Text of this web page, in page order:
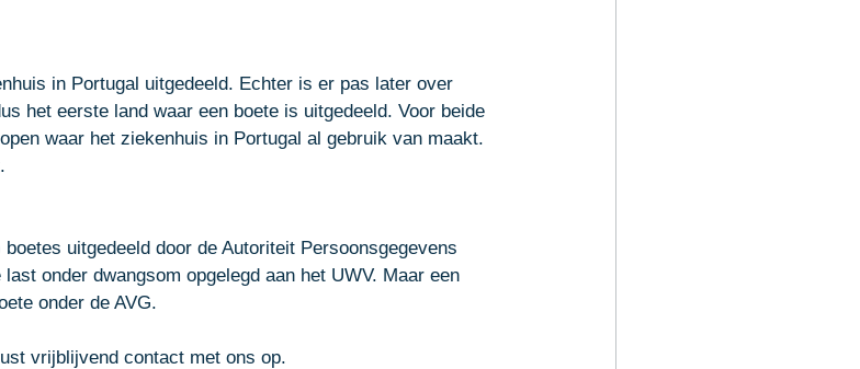
in Portugal uitgedeeld. Echter is er pas later over
het eerste land waar een boete is uitgedeeld. Voor beide
waar het ziekenhuis in Portugal al gebruik van maakt.
uitgedeeld door de Autoriteit Persoonsgegevens
onder dwangsom opgelegd aan het UWV. Maar een
onder de AVG.
vrijblijvend contact met ons op.